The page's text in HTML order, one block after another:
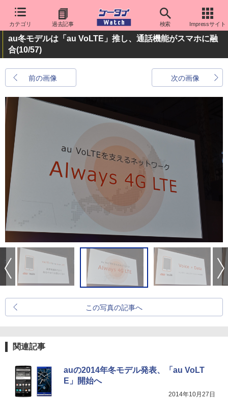
カテゴリ 過去記事 検索 Impressサイト
au冬モデルは「au VoLTE」推し、通話機能がスマホに融
合(10/57)
前の画像 次の画像
この写真の記事へ
関連記事
auの2014年冬モデル発表、「au VoLT
E」開始へ
2014年10月27日